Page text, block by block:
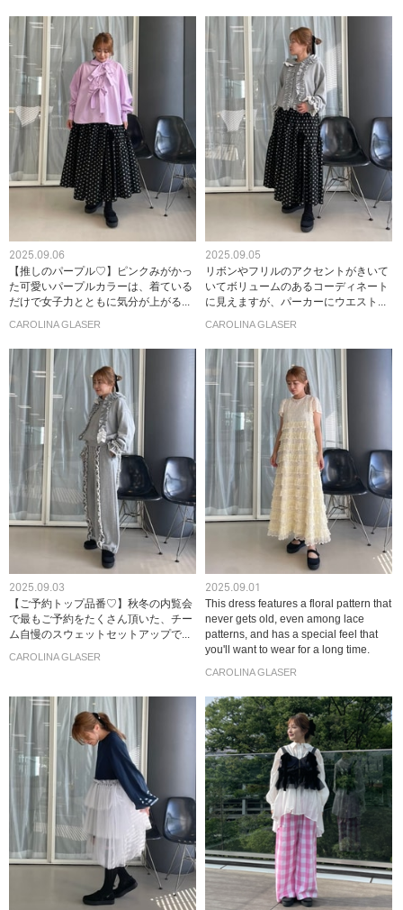
2025.09.06
【推しのパープル♡】ピンクみがかっ
た可愛いパープルカラーは、着ている
だけで女子力とともに気分が上がる...
CAROLINA GLASER
2025.09.05
リボンやフリルのアクセントがきいて
いてボリュームのあるコーディネート
に見えますが、パーカーにウエスト...
CAROLINA GLASER
2025.09.03
【ご予約トップ品番♡】秋冬の内覧会
で最もご予約をたくさん頂いた、チー
ム自慢のスウェットセットアップで...
CAROLINA GLASER
2025.09.01
This dress features a floral pattern that
never gets old, even among lace
patterns, and has a special feel that
you'll want to wear for a long time.
CAROLINA GLASER